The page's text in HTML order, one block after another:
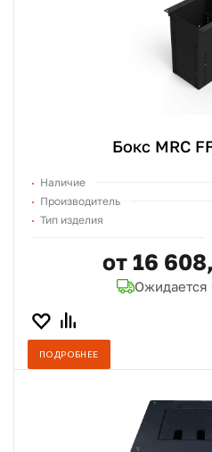
Бокс MRC
Наличие
Производитель
Тип изделия
от 16
Ожидается
ПОДРОБНЕЕ